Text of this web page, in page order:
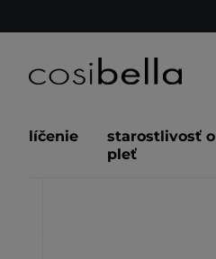
líčenie
starostlivosť o
pleť